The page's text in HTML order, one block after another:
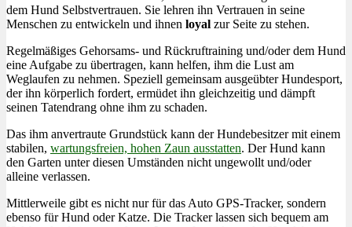
dem Hund Selbstvertrauen. Sie lehren ihn Vertrauen in seine
Menschen zu entwickeln und ihnen loyal zur Seite zu stehen.
Regelmäßiges Gehorsams- und Rückruftraining und/oder dem Hund
eine Aufgabe zu übertragen, kann helfen, ihm die Lust am
Weglaufen zu nehmen. Speziell gemeinsam ausgeübter Hundesport,
der ihn körperlich fordert, ermüdet ihn gleichzeitig und dämpft
seinen Tatendrang ohne ihm zu schaden.
Das ihm anvertraute Grundstück kann der Hundebesitzer mit einem
stabilen, wartungsfreien, hohen Zaun ausstatten. Der Hund kann
den Garten unter diesen Umständen nicht ungewollt und/oder
alleine verlassen.
Mittlerweile gibt es nicht nur für das Auto GPS-Tracker, sondern
ebenso für Hund oder Katze. Die Tracker lassen sich bequem am